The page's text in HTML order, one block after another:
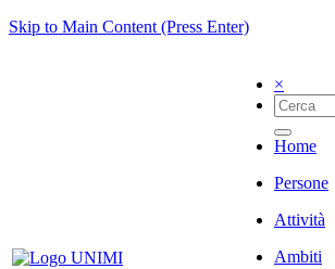
Skip to Main Content (Press Enter)
×
Home
Persone
Attività
Ambiti